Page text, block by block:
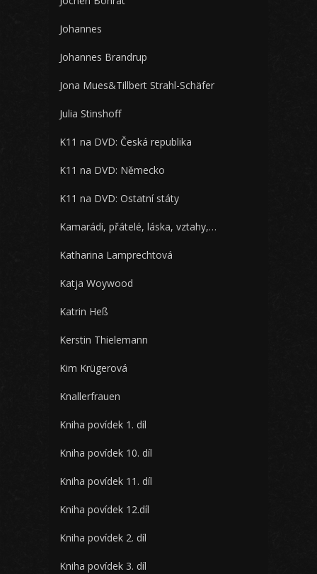
Johannes
Johannes Brandrup
Jona Mues&Tillbert Strahl-Schäfer
Julia Stinshoff
K11 na DVD: Česká republika
K11 na DVD: Německo
K11 na DVD: Ostatní státy
Kamarádi, přátelé, láska, vztahy,…
Katharina Lamprechtová
Katja Woywood
Katrin Heß
Kerstin Thielemann
Kim Krügerová
Knallerfrauen
Kniha povídek 1. díl
Kniha povídek 10. díl
Kniha povídek 11. díl
Kniha povídek 12.díl
Kniha povídek 2. díl
Kniha povídek 3. díl